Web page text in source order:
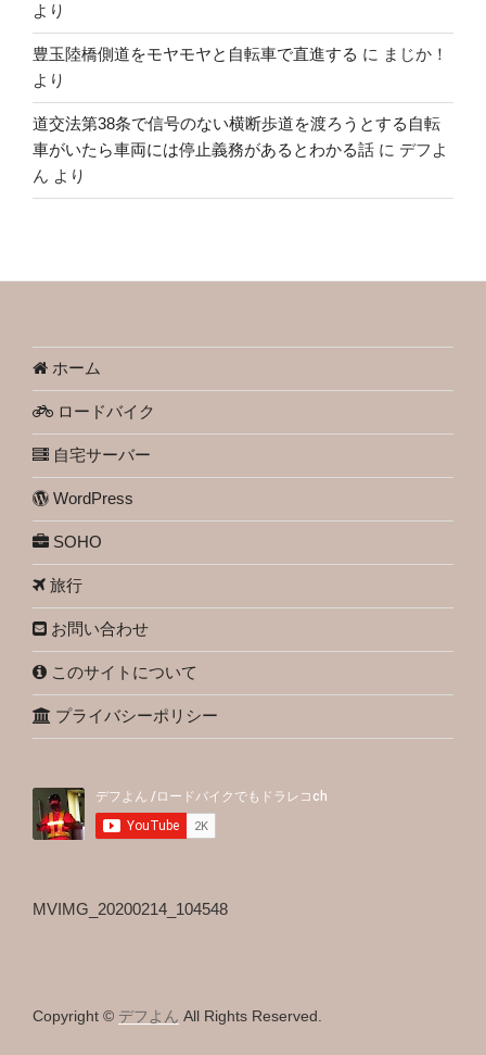
より
豊玉陸橋側道をモヤモヤと自転車で直進する に まじか！
より
道交法第38条で信号のない横断歩道を渡ろうとする自転
車がいたら車両には停止義務があるとわかる話 に デフよ
ん より
ホーム
ロードバイク
自宅サーバー
WordPress
SOHO
旅行
お問い合わせ
このサイトについて
プライバシーポリシー
MVIMG_20200214_104548
Copyright © デフよん All Rights Reserved.